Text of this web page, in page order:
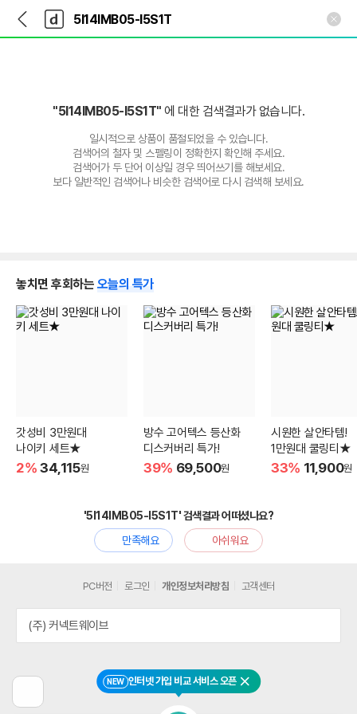
다
나
와
가
다
와
"5I14IMB05-I5S1T" 에 대한 검색결과가 없습니다.
일시적으로 상품이 품절되었을 수 있습니다.
검색어의 철자 및 스펠링이 정확한지 확인해 주세요.
검색어가 두 단어 이상일 경우 띄어쓰기를 해보세요.
보다 일반적인 검색어나 비슷한 검색어로 다시 검색해 보세요.
놓치면 후회하는 오늘의 특가
갓성비 3만원대
나이키 세트★
2% 34,115원
방수 고어텍스 등산화
디스커버리 특가!
39% 69,500원
시원한 살안타템!
1만원대 쿨링티★
33% 11,900원
'5I14IMB05-I5S1T' 검색결과 어떠셨나요?
만족해요
아쉬워요
전
NEW 인터넷 가입 비교 서비스 오픈 닫기
PC버전 로그인 개인정보처리방침 고객센터
(주) 커넥트웨이브